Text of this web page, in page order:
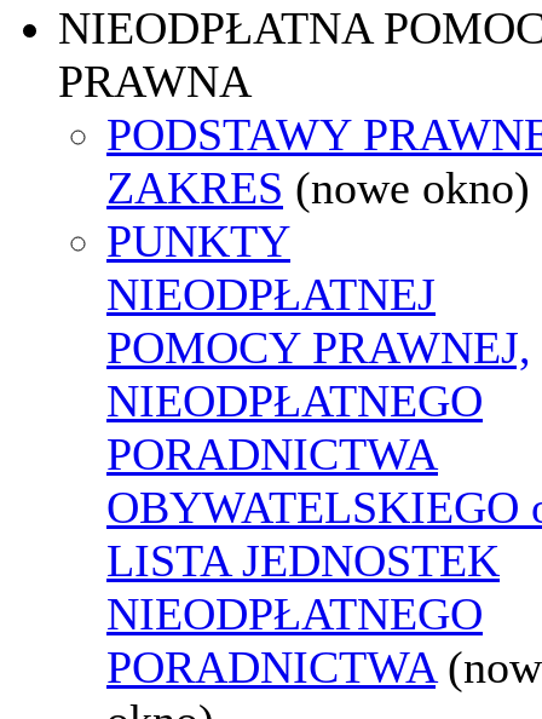
NIEODPŁATNA
PRAWNA
PODSTAWY
ZAKRES (nowe okno)
PUNKTY
NIEODPŁATNEJ
POMOCY PRAWNEJ,
NIEODPŁATNEGO
PORADNICTWA
OBYWATELSKIEGO
LISTA JEDNOSTEK
NIEODPŁATNEGO
PORADNICTWA